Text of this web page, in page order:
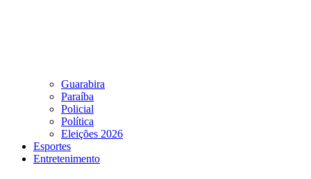
Guarabira
Paraíba
Policial
Política
Eleições 2026
Esportes
Entretenimento